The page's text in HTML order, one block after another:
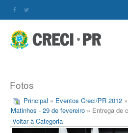
Fotos
Principal » Eventos Creci/PR 2012 »
Matinhos - 29 de fevereiro » Entrega de
Voltar à Categoria